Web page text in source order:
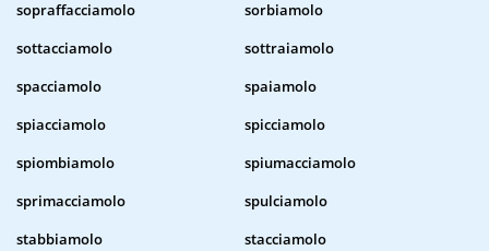
sopraffacciamolo
sorbiamolo
sottacciamolo
sottraiamolo
spacciamolo
spaiamolo
spiacciamolo
spicciamolo
spiombiamolo
spiumacciamolo
sprimacciamolo
spulciamolo
stabbiamolo
stacciamolo